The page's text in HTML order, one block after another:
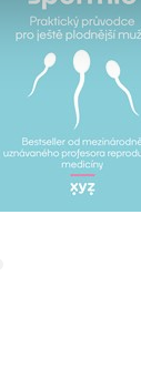
Do košíku
369 Kč
295 Kč